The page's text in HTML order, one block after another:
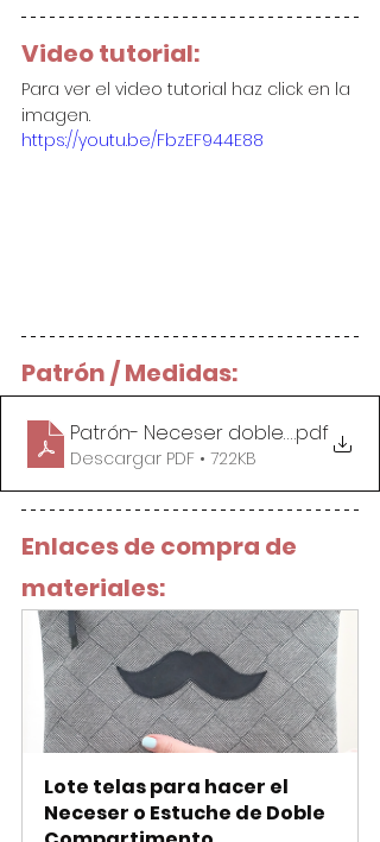
Video tutorial:
Para ver el video tutorial haz click en la
imagen.
https://youtu.be/FbzEF944E88
Patrón / Medidas:
Patrón- Neceser doble .pdf
Descargar PDF • 722KB
Enlaces de compra de
materiales:
Lote telas para hacer el
Neceser o Estuche de Doble